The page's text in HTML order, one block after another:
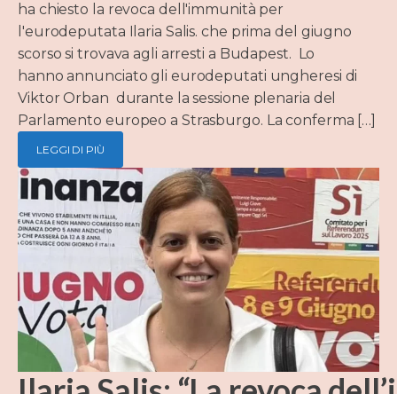
ha chiesto la revoca dell'immunità per
l'eurodeputata Ilaria Salis. che prima del giugno
scorso si trovava agli arresti a Budapest. Lo
hanno annunciato gli eurodeputati ungheresi di
Viktor Orban durante la sessione plenaria del
Parlamento europeo a Strasburgo. La conferma […]
LEGGI DI PIÙ